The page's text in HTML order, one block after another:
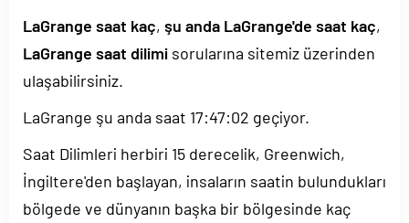
LaGrange saat kaç, şu anda LaGrange'de saat kaç,
LaGrange saat dilimi sorularına sitemiz üzerinden
ulaşabilirsiniz.
LaGrange şu anda saat 17:47:02 geçiyor.
Saat Dilimleri herbiri 15 derecelik, Greenwich,
İngiltere'den başlayan, insaların saatin bulundukları
bölgede ve dünyanın başka bir bölgesinde kaç